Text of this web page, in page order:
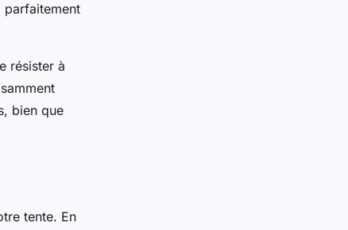
résister à
bien que
tente. En